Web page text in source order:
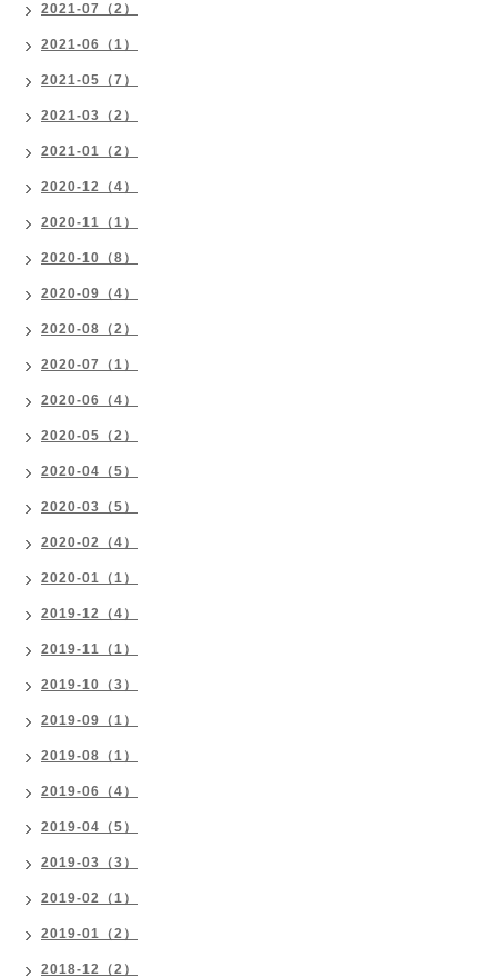
2021-07（2）
2021-06（1）
2021-05（7）
2021-03（2）
2021-01（2）
2020-12（4）
2020-11（1）
2020-10（8）
2020-09（4）
2020-08（2）
2020-07（1）
2020-06（4）
2020-05（2）
2020-04（5）
2020-03（5）
2020-02（4）
2020-01（1）
2019-12（4）
2019-11（1）
2019-10（3）
2019-09（1）
2019-08（1）
2019-06（4）
2019-04（5）
2019-03（3）
2019-02（1）
2019-01（2）
2018-12（2）